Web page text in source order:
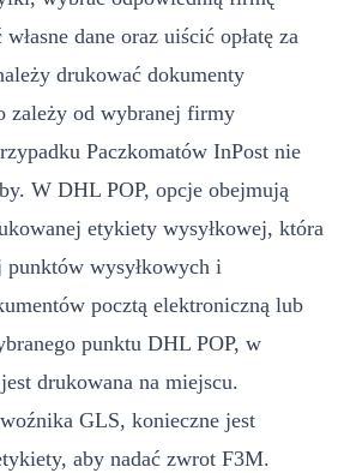
dane oraz uiścić opłatę za
drukować dokumenty
zależy od wybranej firmy
Paczkomatów InPost nie
W DHL POP, opcje obejmują
etykiety wysyłkowej, która
punktów wysyłkowych i
pocztą elektroniczną lub
punktu DHL POP, w
drukowana na miejscu.
GLS, konieczne jest
aby nadać zwrot F3M.